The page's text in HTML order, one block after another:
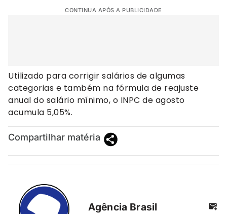
CONTINUA APÓS A PUBLICIDADE
Utilizado para corrigir salários de algumas
categorias e também na fórmula de reajuste
anual do salário mínimo, o INPC de agosto
acumula 5,05%.
Compartilhar matéria
Agência Brasil